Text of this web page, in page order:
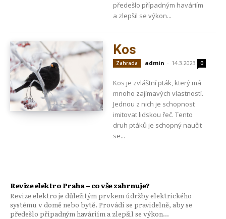
Revize elektro Praha – co vše zahrnuje?
Revize elektro je důležitým prvkem údržby elektrického
systému v domě nebo bytě. Provádí se pravidelně, aby se
předešlo případným haváriím a zlepšil se výkon...
předešlo případným haváriím
a zlepšil se výkon...
Kos
Zahrada admin - 14.3.2023 0
Kos je zvláštní pták, který má
mnoho zajímavých vlastností.
Jednou z nich je schopnost
imitovat lidskou řeč. Tento
druh ptáků je schopný naučit
se...